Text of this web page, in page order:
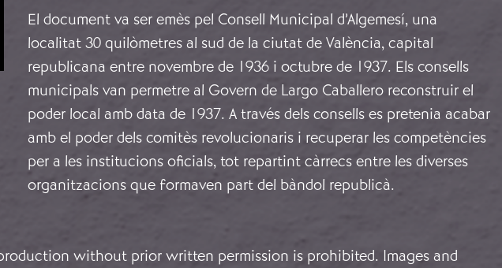
El document va ser emès pel Consell Municipal d’Algemesí, una
localitat 30 quilòmetres al sud de la ciutat de València, capital
republicana entre novembre de 1936 i octubre de 1937. Els consells
municipals van permetre al Govern de Largo Caballero reconstruir el
poder local amb data de 1937. A través dels consells es pretenia acabar
amb el poder dels comitès revolucionaris i recuperar les competències
per a les institucions oficials, tot repartint càrrecs entre les diverses
organitzacions que formaven part del bàndol republicà.
without prior written permission is prohibited. Images and